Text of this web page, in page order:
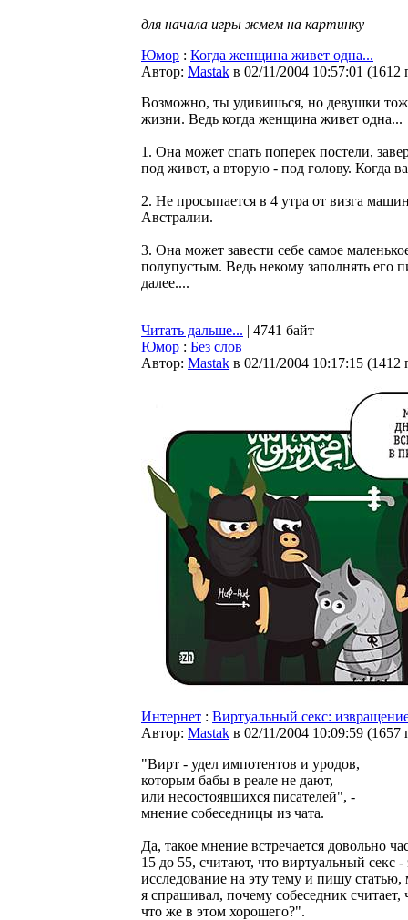
для начала игры жмем на картинку
Юмор : Когда женщина живет одна...
Автор: Мastak в 02/11/2004 10:57:01 (1612
Возможно, ты удивишься, но девушки
жизни. Ведь когда женщина живет одна...
1. Она может спать поперек постели,
под живот, а вторую - под голову. Когда
2. Не просыпается в 4 утра от визга
Австралии.
3. Она может завести себе самое
полупустым. Ведь некому заполнять его
далее....
Читать дальше... | 4741 байт
Юмор : Без слов
Автор: Мastak в 02/11/2004 10:17:15 (1412
Интернет : Виртуальный секс:
Автор: Мastak в 02/11/2004 10:09:59 (1657
"Вирт - удел импотентов и уродов,
которым бабы в реале не дают,
или несостоявшихся писателей", -
мнение собеседницы из чата.
Да, такое мнение встречается довольно
15 до 55, считают, что виртуальный секс
исследование на эту тему и пишу
я спрашивал, почему собеседник
что же в этом хорошего?".